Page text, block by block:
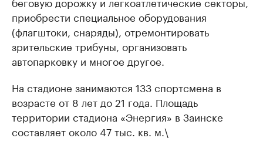
приобрести специальное оборудования
(флагштоки, снаряды), отремонтировать
зрительские трибуны, организовать
автопарковку и многое другое.
На стадионе занимаются 133 спортсмена в
возрасте от 8 лет до 21 года. Площадь
территории стадиона «Энергия» в Заинске
составляет около 47 тыс. кв. м.\